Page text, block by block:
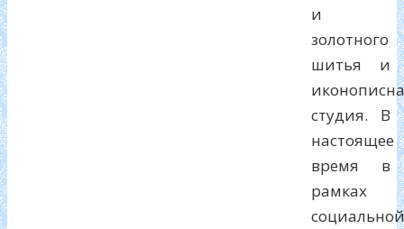
и
золотного
шитья и
студия. В
настоящее
время в
рамках
социальной